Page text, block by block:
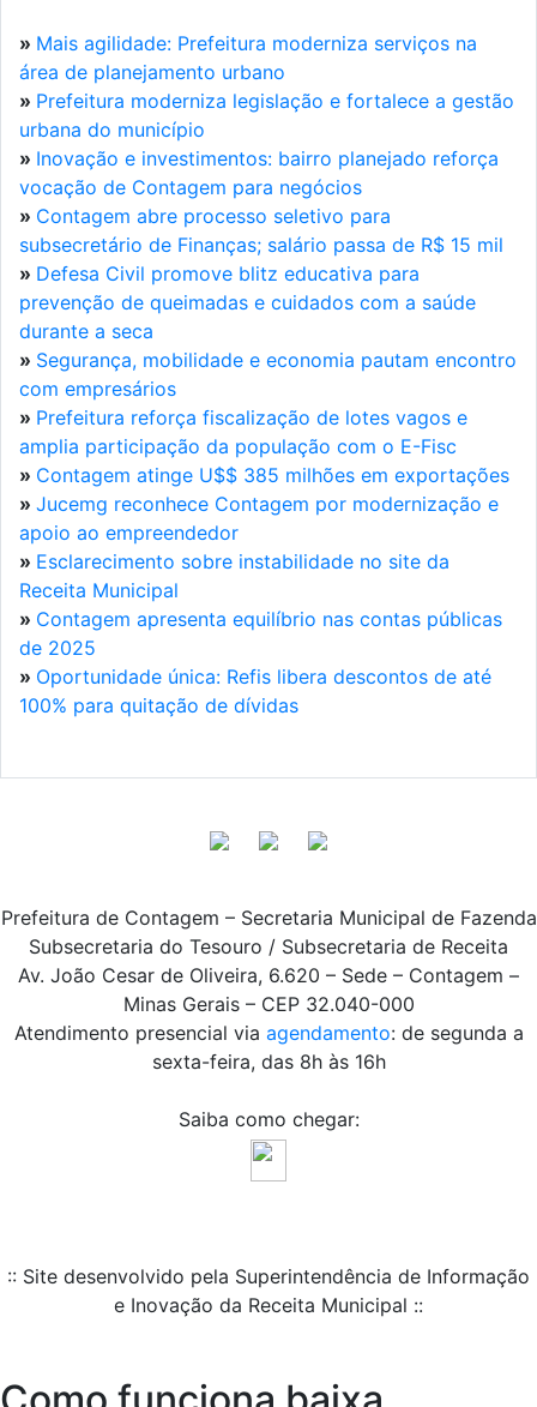
» Mais agilidade: Prefeitura moderniza serviços na
área de planejamento urbano
» Prefeitura moderniza legislação e fortalece a gestão
urbana do município
» Inovação e investimentos: bairro planejado reforça
vocação de Contagem para negócios
» Contagem abre processo seletivo para
subsecretário de Finanças; salário passa de R$ 15 mil
» Defesa Civil promove blitz educativa para
prevenção de queimadas e cuidados com a saúde
durante a seca
» Segurança, mobilidade e economia pautam encontro
com empresários
» Prefeitura reforça fiscalização de lotes vagos e
amplia participação da população com o E-Fisc
» Contagem atinge U$$ 385 milhões em exportações
» Jucemg reconhece Contagem por modernização e
apoio ao empreendedor
» Esclarecimento sobre instabilidade no site da
Receita Municipal
» Contagem apresenta equilíbrio nas contas públicas
de 2025
» Oportunidade única: Refis libera descontos de até
100% para quitação de dívidas
Prefeitura de Contagem – Secretaria Municipal de Fazenda
Subsecretaria do Tesouro / Subsecretaria de Receita
Av. João Cesar de Oliveira, 6.620 – Sede – Contagem –
Minas Gerais – CEP 32.040-000
Atendimento presencial via agendamento: de segunda a
sexta-feira, das 8h às 16h
Saiba como chegar:
:: Site desenvolvido pela Superintendência de Informação
e Inovação da Receita Municipal ::